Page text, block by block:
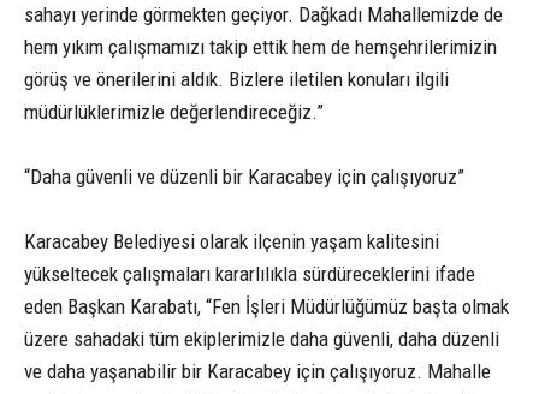
sahayı yerinde görmekten geçiyor. Dağkadı Mahallemizde de
hem yıkım çalışmamızı takip ettik hem de hemşehrilerimizin
görüş ve önerilerini aldık. Bizlere iletilen konuları ilgili
müdürlüklerimizle değerlendireceğiz.”
“Daha güvenli ve düzenli bir Karacabey için çalışıyoruz”
Karacabey Belediyesi olarak ilçenin yaşam kalitesini
yükseltecek çalışmaları kararlılıkla sürdüreceklerini ifade
eden Başkan Karabatı, “Fen İşleri Müdürlüğümüz başta olmak
üzere sahadaki tüm ekiplerimizle daha güvenli, daha düzenli
ve daha yaşanabilir bir Karacabey için çalışıyoruz. Mahalle